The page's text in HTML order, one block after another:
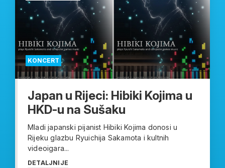
KONCERT
Japan u Rijeci: Hibiki Kojima u
HKD-u na Sušaku
Mladi japanski pijanist Hibiki Kojima donosi u
Rijeku glazbu Ryuichija Sakamota i kultnih
videoigara...
DETALJNIJE